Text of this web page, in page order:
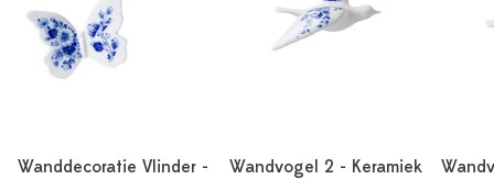
Wanddecoratie Vlinder -
Wandvogel 2 - Keramiek